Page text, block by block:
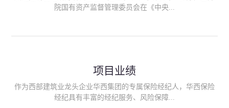
院国有资产监督管理委员会在《中央...
能够为客户降低风险管理成本，提高经营效率；能够为企业提供
从风险评估、风险分析、风险防范、风险转移到灾后防损、索赔
等全方位、全过程、专家式的服务，拓展和深化由保险公司提供
项目业绩
作为西部建筑业龙头企业华西集团的专属保险经纪人，华西保险
经纪具有丰富的经纪服务、风险保障...